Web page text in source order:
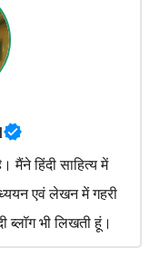
मैंने हिंदी साहित्य में
एवं लेखन में गहरी
ब्लॉग भी लिखती हूं।